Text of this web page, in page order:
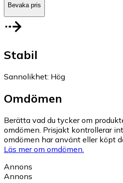
Bevaka pris
Stabil
Sannolikhet: Hög
Omdömen
Berätta vad du tycker om
omdömen. Prisjakt kontrollerar
omdömen har använt eller köpt
Läs mer om omdömen.
Annons
Annons